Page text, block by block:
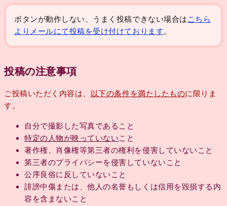
ボタンが動作しない、うまく投稿できない場合は こちら
よりメールにて投稿を受け付けております。
投稿の注意事項
ご投稿いただく内容は、 以下の条件を満たしたものに限りま
す。
自分で撮影した写真であること
特定の人物が映っていないこと
著作権、肖像権等第三者の権利を侵害していないこと
第三者のプライバシーを侵害していないこと
公序良俗に反していないこと
誹謗中傷または、他人の名誉もしくは信用を毀損する内
容を含まないこと